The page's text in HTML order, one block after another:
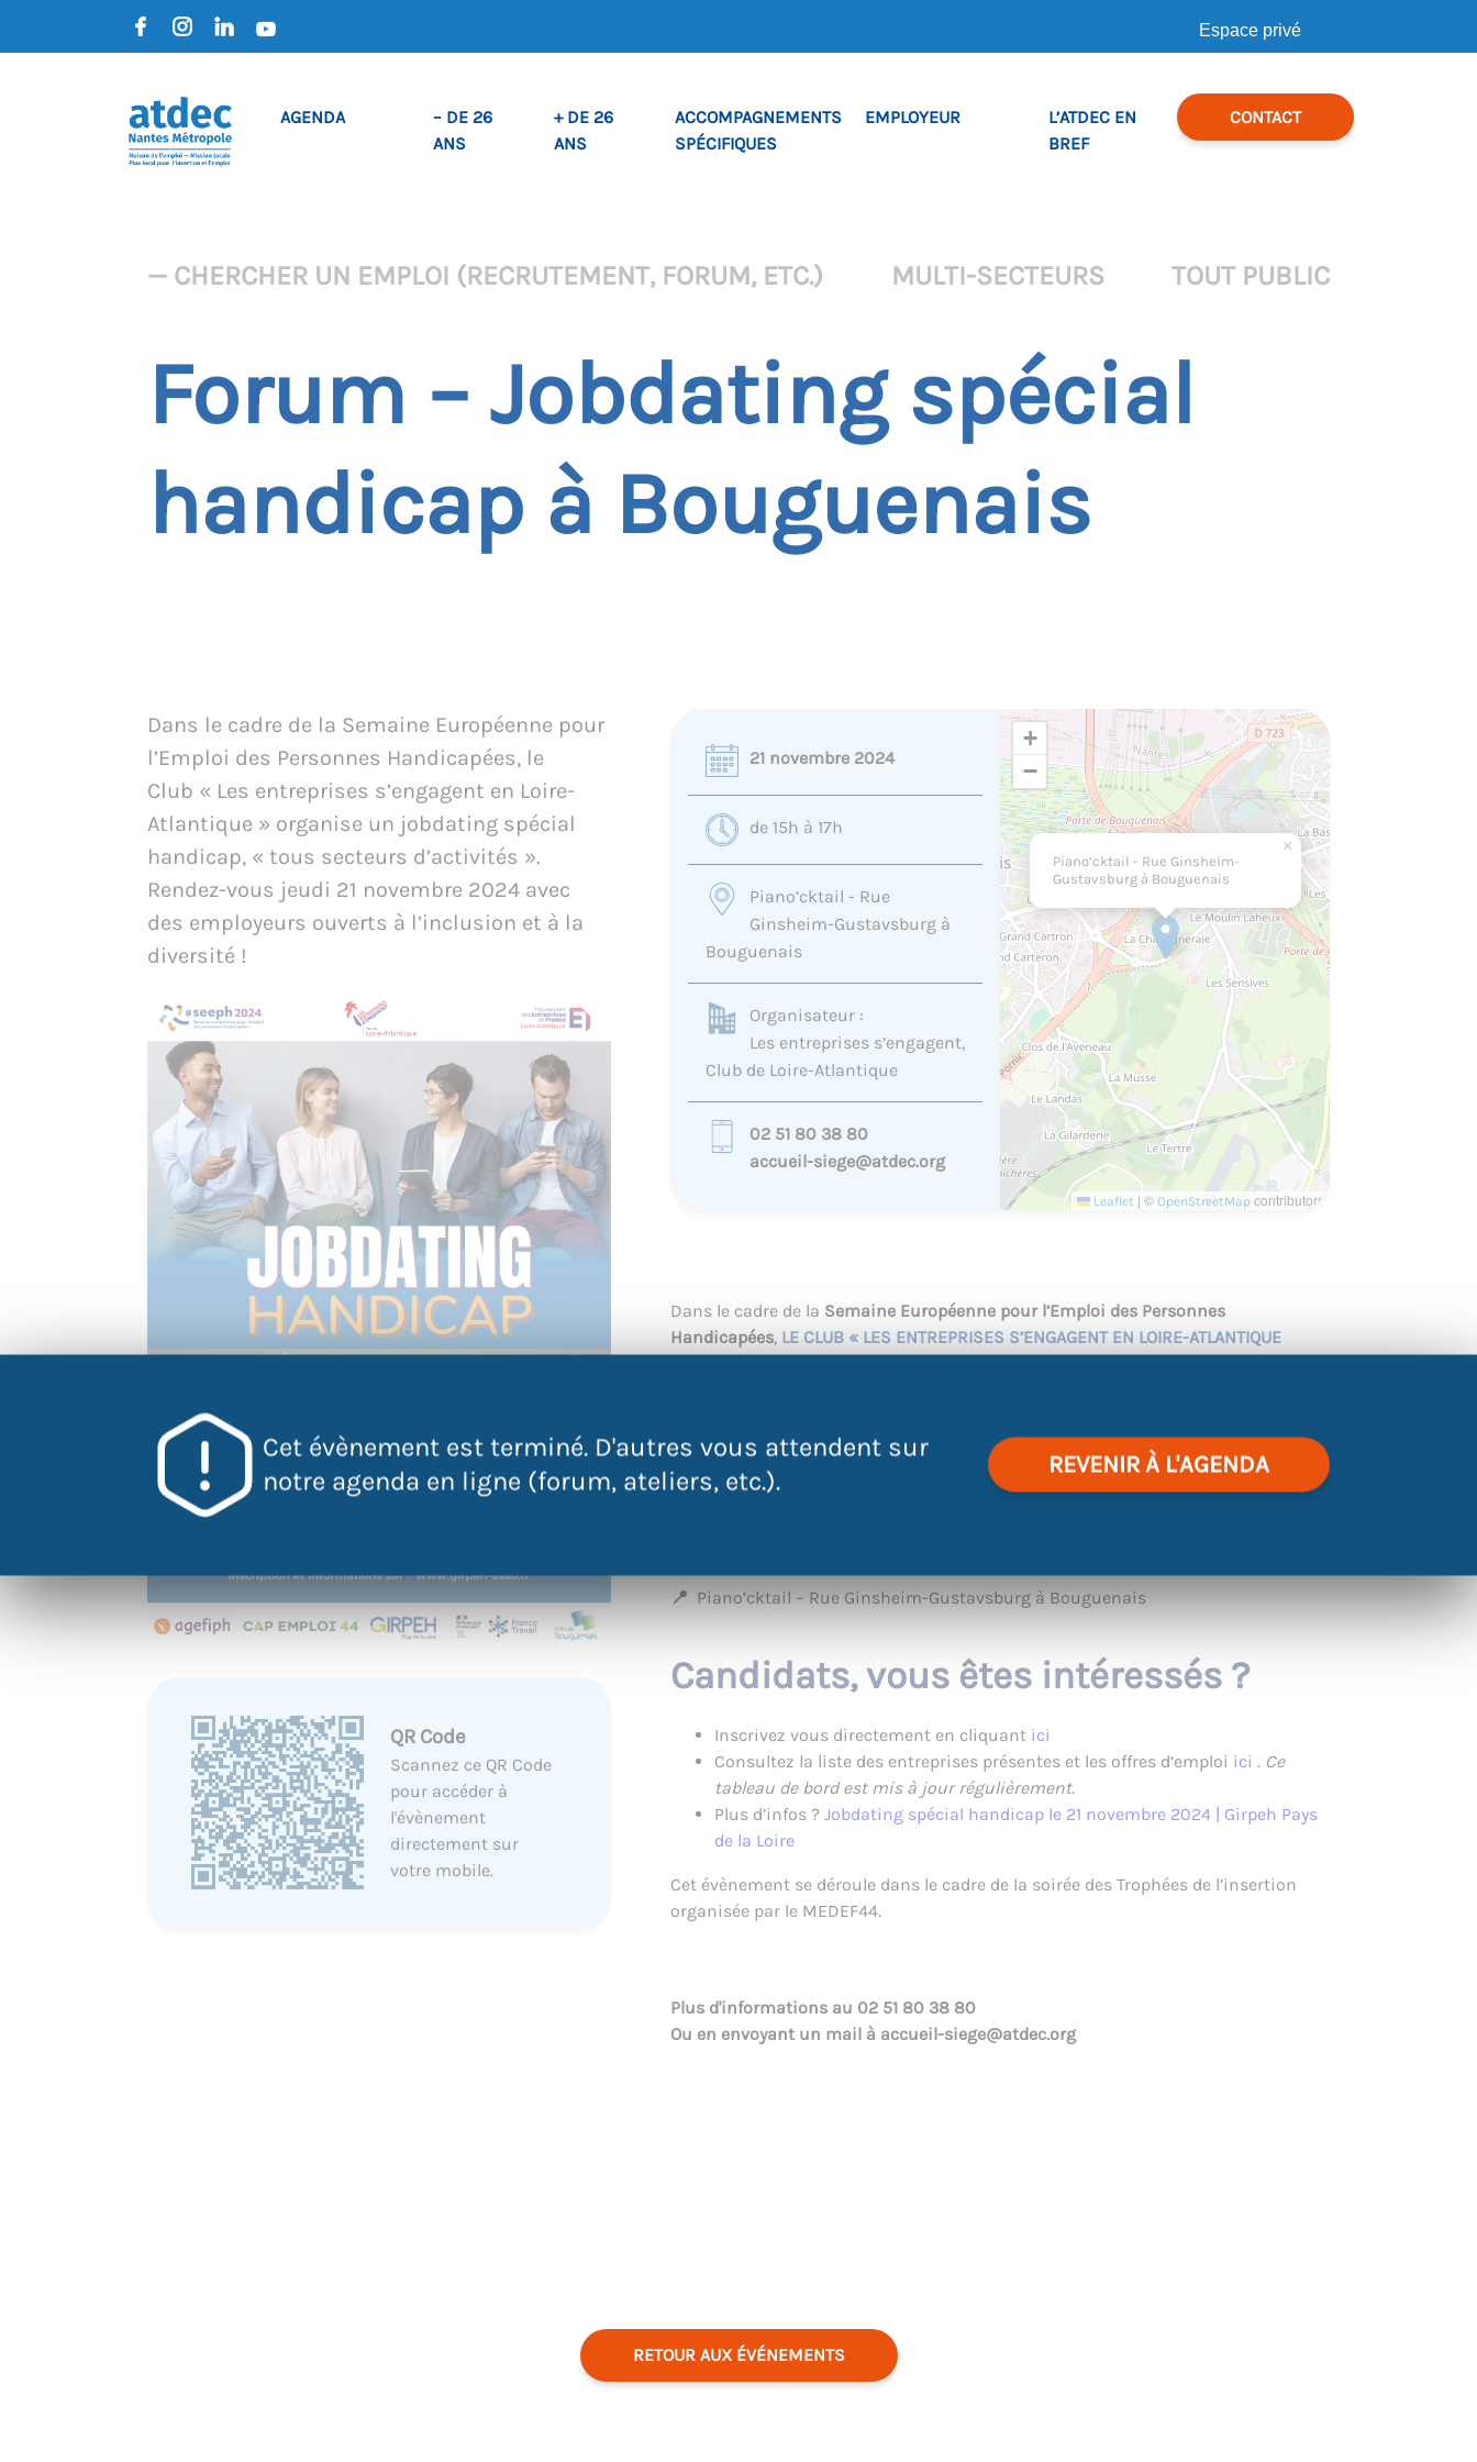
Espace privé
AGENDA
– DE 26
ANS
+ DE 26
ANS
ACCOMPAGNEMENTS
SPÉCIFIQUES
EMPLOYEUR
L’ATDEC EN
BREF
CONTACT
Cet évènement est terminé. D'autres vous attendent sur
notre agenda en ligne (forum, ateliers, etc.).
REVENIR À L'AGENDA
— CHERCHER UN EMPLOI (RECRUTEMENT, FORUM, ETC.) MULTI-SECTEURS TOUT PUBLIC
Forum – Jobdating spécial
handicap à Bouguenais
Dans le cadre de la Semaine Européenne pour
l’Emploi des Personnes Handicapées, le
Club « Les entreprises s’engagent en Loire-
Atlantique » organise un jobdating spécial
handicap, « tous secteurs d’activités ».
Rendez-vous jeudi 21 novembre 2024 avec
des employeurs ouverts à l’inclusion et à la
diversité !
QR Code
Scannez ce QR Code
pour accéder à
l'évènement
directement sur
votre mobile.
21 novembre 2024
de 15h à 17h
Piano’cktail - Rue
Ginsheim-Gustavsburg à
Bouguenais
Organisateur :
Les entreprises s’engagent,
Club de Loire-Atlantique
02 51 80 38 80
accueil-siege@atdec.org
Piano’cktail - Rue Ginsheim-
Gustavsburg à Bouguenais
×
+
−
Leaflet | © OpenStreetMapcontributors
Dans le cadre de la Semaine Européenne pour l’Emploi des Personnes
Handicapées, LE CLUB « LES ENTREPRISES S’ENGAGENT EN LOIRE-ATLANTIQUE
Infos pratiques :
📍 Piano’cktail – Rue Ginsheim-Gustavsburg à Bouguenais
Candidats, vous êtes intéressés ?
Inscrivez vous directement en cliquant ici
Consultez la liste des entreprises présentes et les offres d’emploi ici . Ce
tableau de bord est mis à jour régulièrement.
Plus d’infos ? Jobdating spécial handicap le 21 novembre 2024 | Girpeh Pays
de la Loire
Cet évènement se déroule dans le cadre de la soirée des Trophées de l’insertion
organisée par le MEDEF44.
Plus d'informations au 02 51 80 38 80
Ou en envoyant un mail à accueil-siege@atdec.org
RETOUR AUX ÉVÉNEMENTS